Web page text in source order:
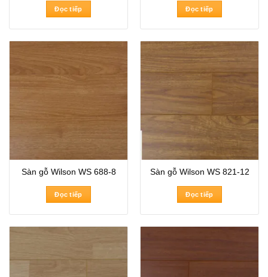
Đọc tiếp Đọc tiếp
Sàn gỗ Wilson WS 688-8
Đọc tiếp
Sàn gỗ Wilson WS 821-12
Đọc tiếp